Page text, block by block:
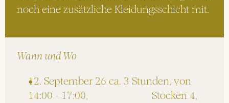
noch eine zusätzliche Kleidungsschicht mit.
Wann und Wo
12. September 26 ca. 3 Stunden, von
14:00 - 17:00,                         Stocken 4,